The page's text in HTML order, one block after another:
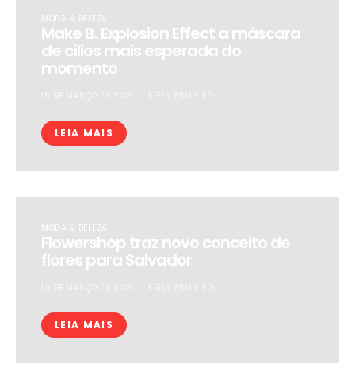
MODA & BELEZA
Make B. Explosion Effect a máscara
de cílios mais esperada do
momento
LEIA MAIS
MODA & BELEZA
Flowershop traz novo conceito de
flores para Salvador
LEIA MAIS